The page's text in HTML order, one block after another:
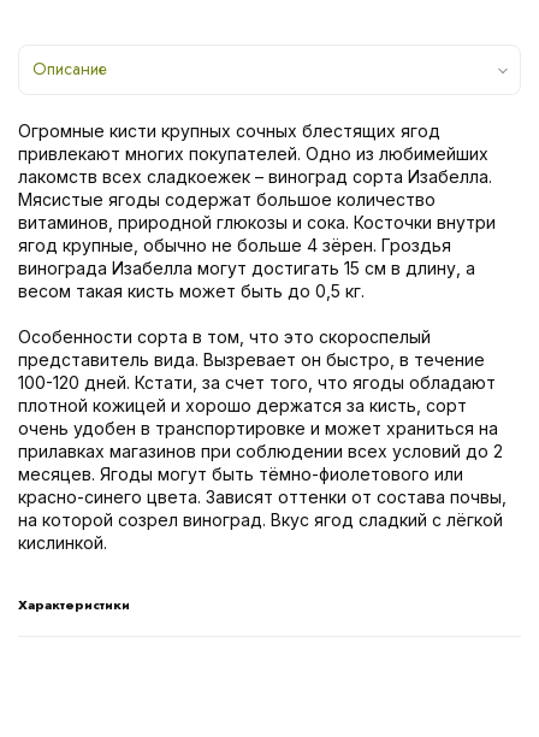
Описание
Огромные кисти крупных сочных блестящих ягод
привлекают многих покупателей. Одно из любимейших
лакомств всех сладкоежек – виноград сорта Изабелла.
Мясистые ягоды содержат большое количество
витаминов, природной глюкозы и сока. Косточки внутри
ягод крупные, обычно не больше 4 зёрен. Гроздья
винограда Изабелла могут достигать 15 см в длину, а
весом такая кисть может быть до 0,5 кг.
Особенности сорта в том, что это скороспелый
представитель вида. Вызревает он быстро, в течение
100-120 дней. Кстати, за счет того, что ягоды обладают
плотной кожицей и хорошо держатся за кисть, сорт
очень удобен в транспортировке и может храниться на
прилавках магазинов при соблюдении всех условий до 2
месяцев. Ягоды могут быть тёмно-фиолетового или
красно-синего цвета. Зависят оттенки от состава почвы,
на которой созрел виноград. Вкус ягод сладкий с лёгкой
кислинкой.
Характеристики